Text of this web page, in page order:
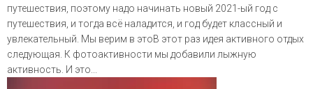
путешествия, поэтому надо начинать новый 2021-ый год с
путешествия, и тогда всё наладится, и год будет классный и
увлекательный. Мы верим в этоВ этот раз идея активного отдых
следующая. К фотоактивности мы добавили лыжную
активность. И это...